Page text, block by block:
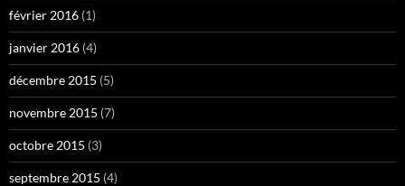
février 2016 (1)
janvier 2016 (4)
décembre 2015 (5)
novembre 2015 (7)
octobre 2015 (3)
septembre 2015 (4)